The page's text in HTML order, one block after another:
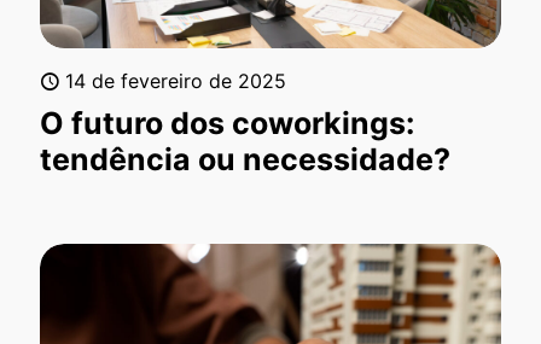
14 de fevereiro de 2025
O futuro dos coworkings:
tendência ou necessidade?